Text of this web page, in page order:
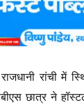
रांची में
छात्र ने